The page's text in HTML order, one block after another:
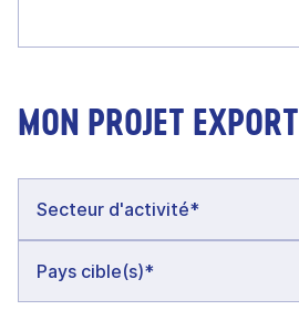
MON PROJET EXPORT